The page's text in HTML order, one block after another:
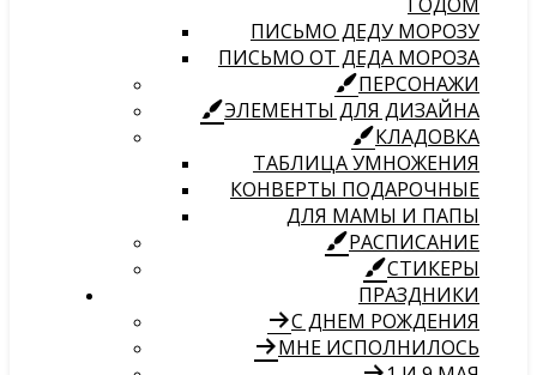
ПИСЬМО ДЕДУ МОРОЗУ
ПИСЬМО ОТ ДЕДА МОРОЗА
ПЕРСОНАЖИ
ЭЛЕМЕНТЫ ДЛЯ ДИЗАЙНА
КЛАДОВКА
ТАБЛИЦА УМНОЖЕНИЯ
КОНВЕРТЫ ПОДАРОЧНЫЕ
ДЛЯ МАМЫ И ПАПЫ
РАСПИСАНИЕ
СТИКЕРЫ
ПРАЗДНИКИ
С ДНЕМ РОЖДЕНИЯ
МНЕ ИСПОЛНИЛОСЬ